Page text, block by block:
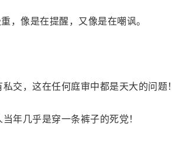
，像是在提醒，又像是在嘲讽。
交，这在任何庭审中都是天大的问题！
年几乎是穿一条裤子的死党！